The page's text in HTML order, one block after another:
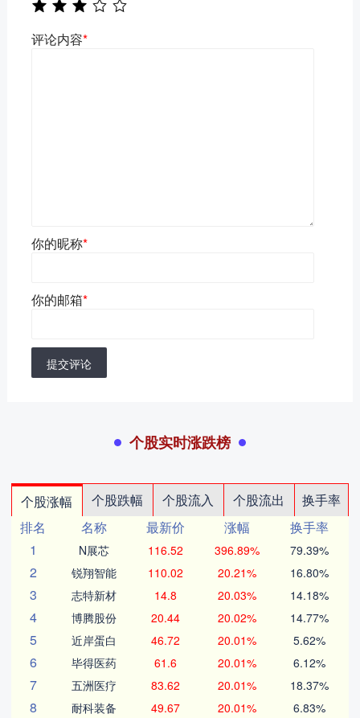
评论内容*
你的昵称*
你的邮箱*
提交评论
个股实时涨跌榜
个股涨幅 个股跌幅 个股流入 个股流出
换手率
排名
名称 最新价 涨幅
换手率
1
N展芯 116.52 396.89% 79.39%
2 锐翔智能 110.02 20.21% 16.80%
3 志特新材 14.8 20.03% 14.18%
4 博腾股份 20.44 20.02% 14.77%
5 近岸蛋白 46.72 20.01% 5.62%
6 毕得医药 61.6 20.01% 6.12%
7 五洲医疗 83.62 20.01% 18.37%
8 耐科装备 49.67 20.01% 6.83%